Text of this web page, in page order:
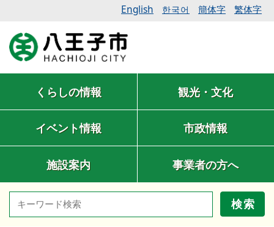
English 한국어 簡体字 繁体字
くらしの情報 観光・文化
イベント情報 市政情報
施設案内 事業者の方へ
検索